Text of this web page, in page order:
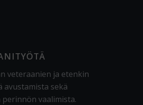
veteraanien ja etenkin
avustamista sekä
vaalimista.